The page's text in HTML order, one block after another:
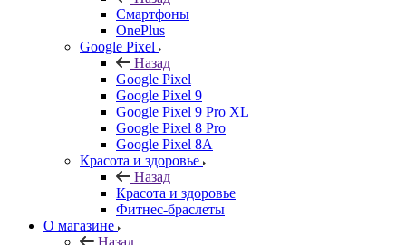
Смартфоны
OnePlus
Google Pixel
Назад
Google Pixel
Google Pixel 9
Google Pixel 9 Pro XL
Google Pixel 8 Pro
Google Pixel 8A
Красота и здоровье
Назад
Красота и здоровье
Фитнес-браслеты
О магазине
Назад